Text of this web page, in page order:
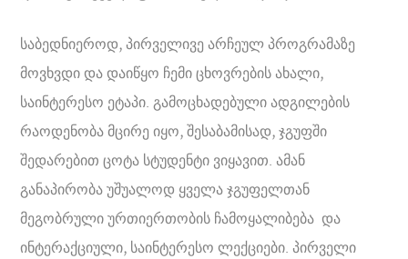
საბედნიეროდ, პირველივე არჩეულ პროგრამაზე
მოვხვდი და დაიწყო ჩემი ცხოვრების ახალი,
საინტერესო ეტაპი. გამოცხადებული ადგილების
რაოდენობა მცირე იყო, შესაბამისად, ჯგუფში
შედარებით ცოტა სტუდენტი ვიყავით. ამან
განაპირობა უშუალოდ ყველა ჯგუფელთან
მეგობრული ურთიერთობის ჩამოყალიბება და
ინტერაქციული, საინტერესო ლექციები. პირველი